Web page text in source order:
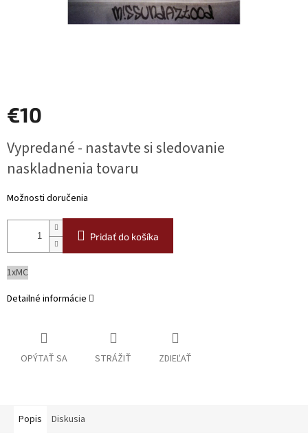
€10
cena:
Vypredané - nastavte si sledovanie
naskladnenia tovaru
Možnosti doručenia
Pridať do košíka
1xMC
Detailné informácie
OPÝTAŤ SA STRÁŽIŤ ZDIEĽAŤ
Popis Diskusia